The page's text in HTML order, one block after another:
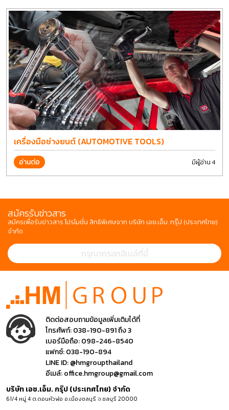
เครื่องมือช่างยนต์ (AUTOMOTIVE TOOLS)
อ่านต่อ มีผู้อ่าน 4
สมัครรับข่าวสาร
สมัครเพื่อรับข่าวสาร โปรโมชั่น สิทธิพิเศษจาก บริษัท เอช.เอ็ม. กรุ๊ป (ประเทศไทย)
จำกัด
ติดต่อสอบถามข้อมูลเพิ่มเติมได้ที่
โทรศัพท์:038-190-891 ถึง 3
เบอร์มือถือ:098-246-8540
แฟกซ์:038-190-894
LINE ID:@hmgroupthailand
อีเมล์:office.hmgroup@gmail.com
บริษัท เอช.เอ็ม. กรุ๊ป (ประเทศไทย) จำกัด
61/4 หมู่ 4 ต.ดอนหัวฬ่อ อ.เมืองชลบุรี จ.ชลบุรี 20000